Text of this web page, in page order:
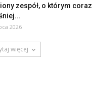
zespół, o którym coraz
2026
więcej